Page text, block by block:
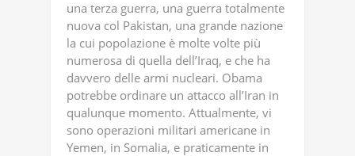
una terza guerra, una guerra totalmente
nuova col Pakistan, una grande nazione
la cui popolazione è molte volte più
numerosa di quella dell’Iraq, e che ha
davvero delle armi nucleari. Obama
potrebbe ordinare un attacco all’Iran in
qualunque momento. Attualmente, vi
sono operazioni militari americane in
Yemen, in Somalia, e praticamente in